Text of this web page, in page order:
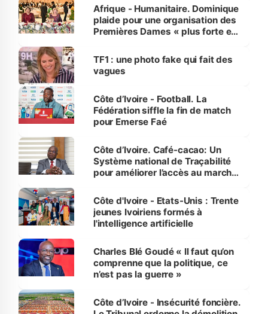
Afrique - Humanitaire. Dominique
plaide pour une organisation des
Premières Dames « plus forte et
sur la scène internationale »
TF1 : une photo fake qui fait des
vagues
Côte d’Ivoire - Football. La
Fédération siffle la fin de match
pour Emerse Faé
Côte d’Ivoire. Café-cacao: Un
Système national de Traçabilité
pour améliorer l’accès au marché
Côte d'Ivoire - Etats-Unis : Trente
jeunes Ivoiriens formés à
l'intelligence artificielle
Charles Blé Goudé « Il faut qu’on
comprenne que la politique, ce
n’est pas la guerre »
Côte d’Ivoire - Insécurité foncière.